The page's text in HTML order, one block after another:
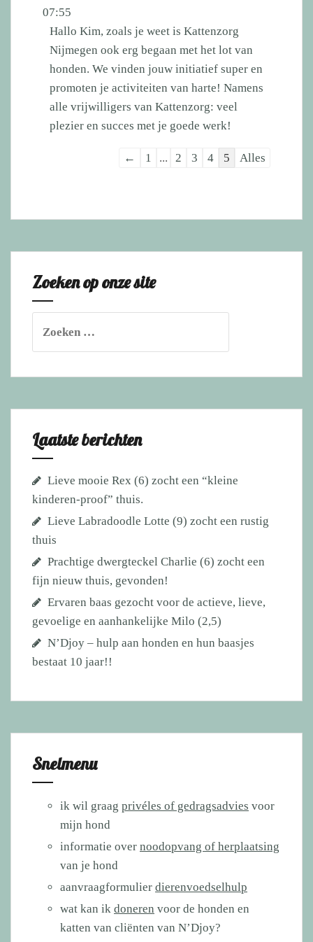
07:55
Hallo Kim, zoals je weet is Kattenzorg
Nijmegen ook erg begaan met het lot van
honden. We vinden jouw initiatief super en
promoten je activiteiten van harte! Namens
alle vrijwilligers van Kattenzorg: veel
plezier en succes met je goede werk!
Navigatie
← 1 ... 2 3 4 5 Alles
Zoeken op onze site
naar:
Laatste berichten
Lieve mooie Rex (6) zocht een “kleine
kinderen-proof” thuis.
Lieve Labradoodle Lotte (9) zocht een rustig
thuis
Prachtige dwergteckel Charlie (6) zocht een
fijn nieuw thuis, gevonden!
Ervaren baas gezocht voor de actieve, lieve,
gevoelige en aanhankelijke Milo (2,5)
N’Djoy – hulp aan honden en hun baasjes
bestaat 10 jaar!!
Snelmenu
ik wil graag privéles of gedragsadvies voor
mijn hond
informatie over noodopvang of herplaatsing
van je hond
aanvraagformulier dierenvoedselhulp
wat kan ik doneren voor de honden en
katten van cliënten van N’Djoy?